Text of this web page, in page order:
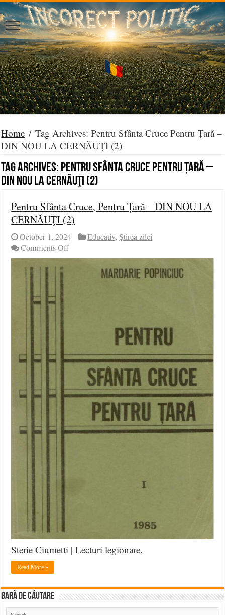
Home / Tag Archives: Pentru Sfânta Cruce Pentru Țară –
DIN NOU LA CERNĂUŢI (2)
Tag Archives: Pentru Sfânta Cruce Pentru Țară –
DIN NOU LA CERNĂUŢI (2)
Pentru Sfânta Cruce, Pentru Țară – DIN NOU LA
CERNĂUŢI (2)
October 1, 2024 Educativ,Știrea zilei
Comments Offon
Pentru
CERNĂUŢI
Sterie Ciumetti | Lecturi legionare.
Read More »
BARĂ DE CĂUTARE